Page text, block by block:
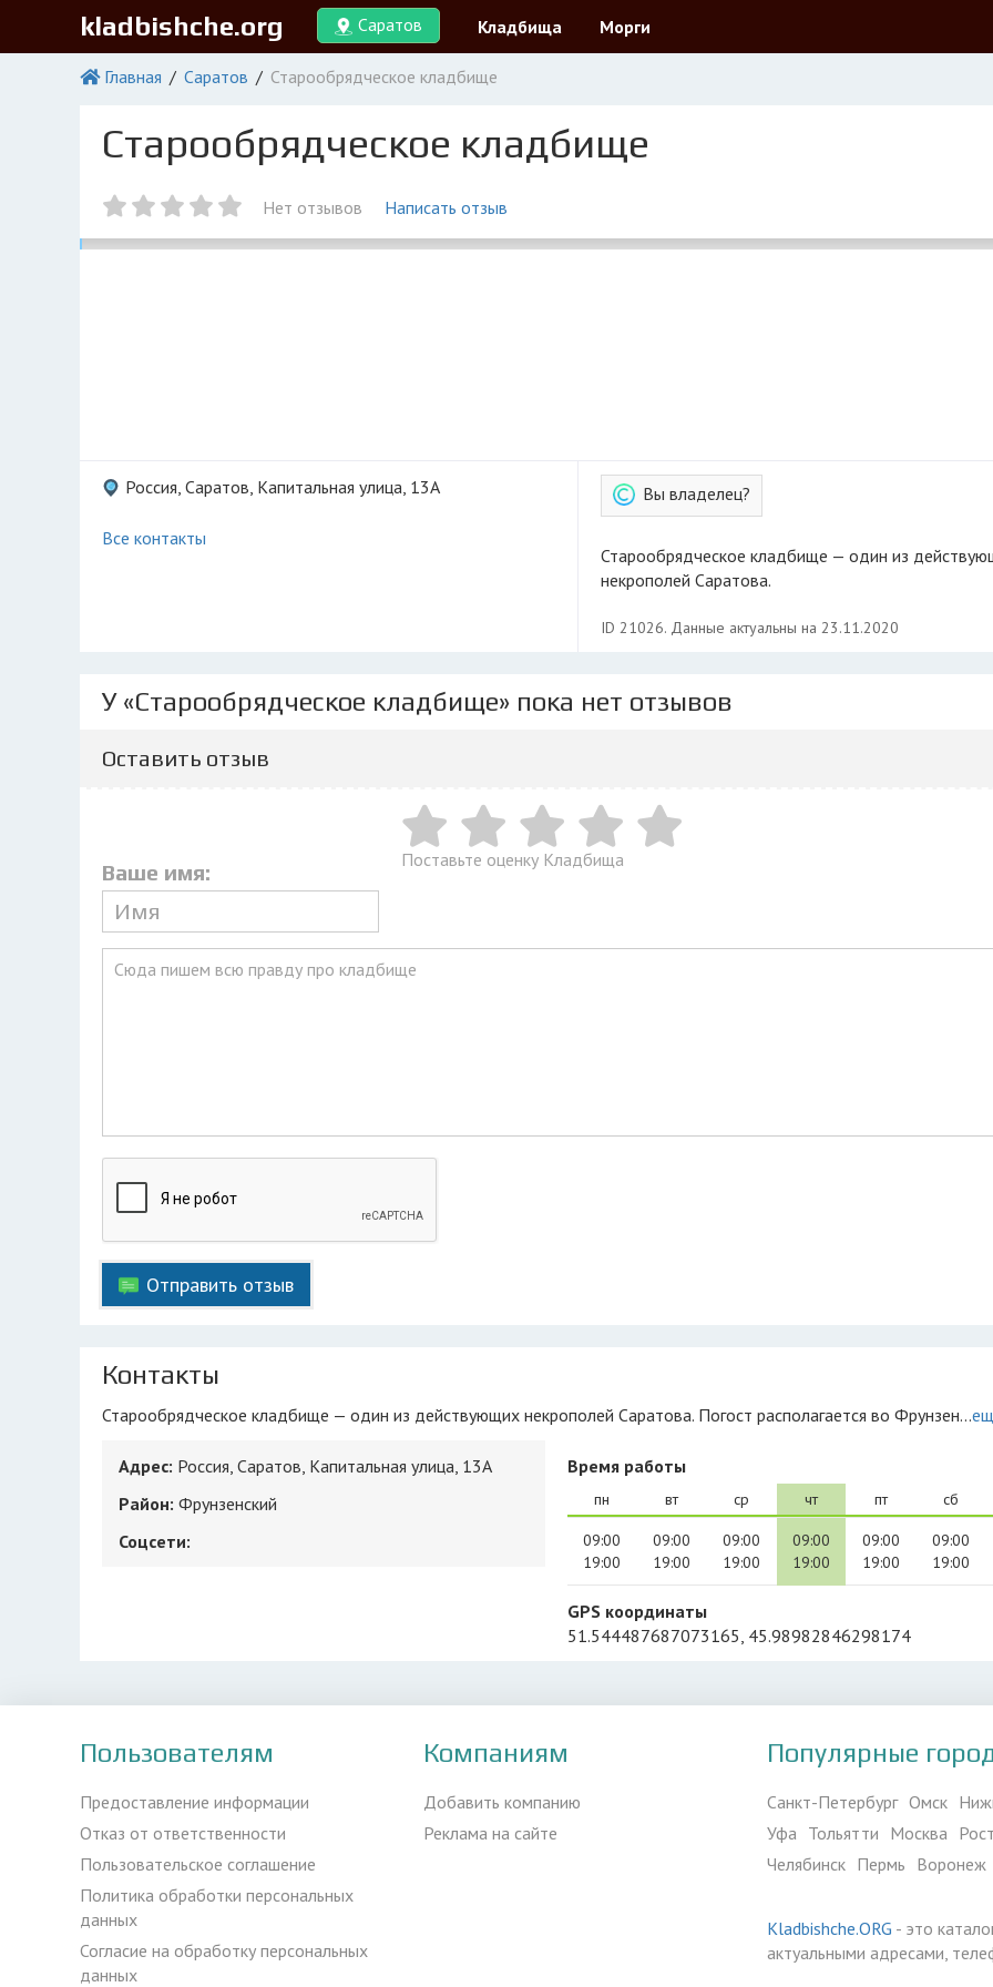
kladbishche.org Саратов Кладбища Морги
Главная Саратов Старообрядческое кладбище
Старообрядческое кладбище
Нет отзывов Написать отзыв
Россия, Саратов, Капитальная улица, 13А
Все контакты
Вы владелец?
Старообрядческое кладбище — один из действующих
некрополей Саратова.
ID 21026. Данные актуальны на 23.11.2020
У «Старообрядческое кладбище» пока нет отзывов
Оставить отзыв
Ваше имя: Поставьте оценку Кладбища
Отправить отзыв
Контакты
Старообрядческое кладбище — один из действующих некрополей Саратова. Погост располагается во Фрунзен...
Адрес: Россия, Саратов, Капитальная улица, 13А
Район: Фрунзенский
Соцсети:
Время работы
пн
09:00
19:00
вт
09:00
19:00
ср
09:00
19:00
чт
09:00
19:00
пт
09:00
19:00
сб
09:00
19:00
GPS координаты
51.544487687073165, 45.98982846298174
Пользователям
Предоставление информации
Отказ от ответственности
Пользовательское соглашение
Политика обработки персональных
данных
Согласие на обработку персональных
данных
Компаниям
Добавить компанию
Реклама на сайте
Популярные
Санкт-Петербург Омск
Уфа Тольятти Москва
Челябинск Пермь Воронеж
Kladbishche.ORG - это
актуальными адресами,